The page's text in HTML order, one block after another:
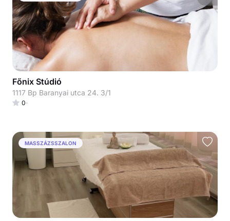
Főnix Stúdió
1117 Bp Baranyai utca 24. 3/1
0
MASSZÁZSSZALON